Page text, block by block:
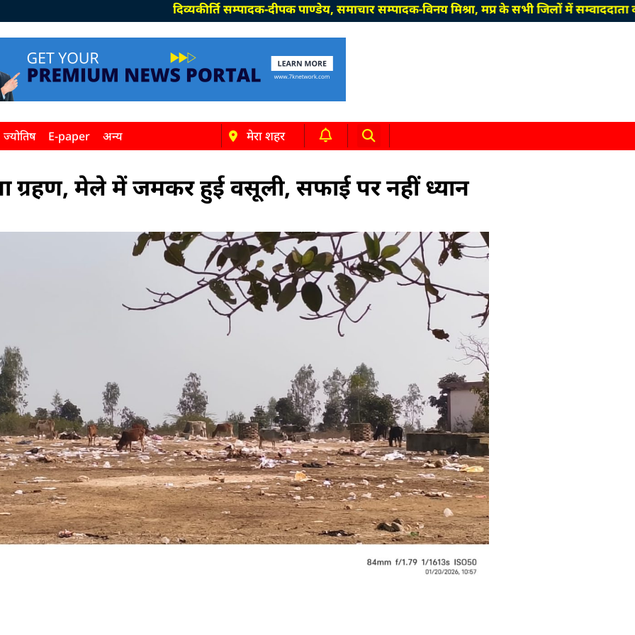
दिव्यकीर्ति सम्पादक-दीपक पाण्डेय, समाचार सम्पादक-विनय मिश्रा, मप्र के सभी जिलों में सम्वाददाता
ज्योतिष E-paper अन्य मेरा शहर
ग्रहण, मेले में जमकर हुई वसूली, सफाई पर नहीं ध्यान